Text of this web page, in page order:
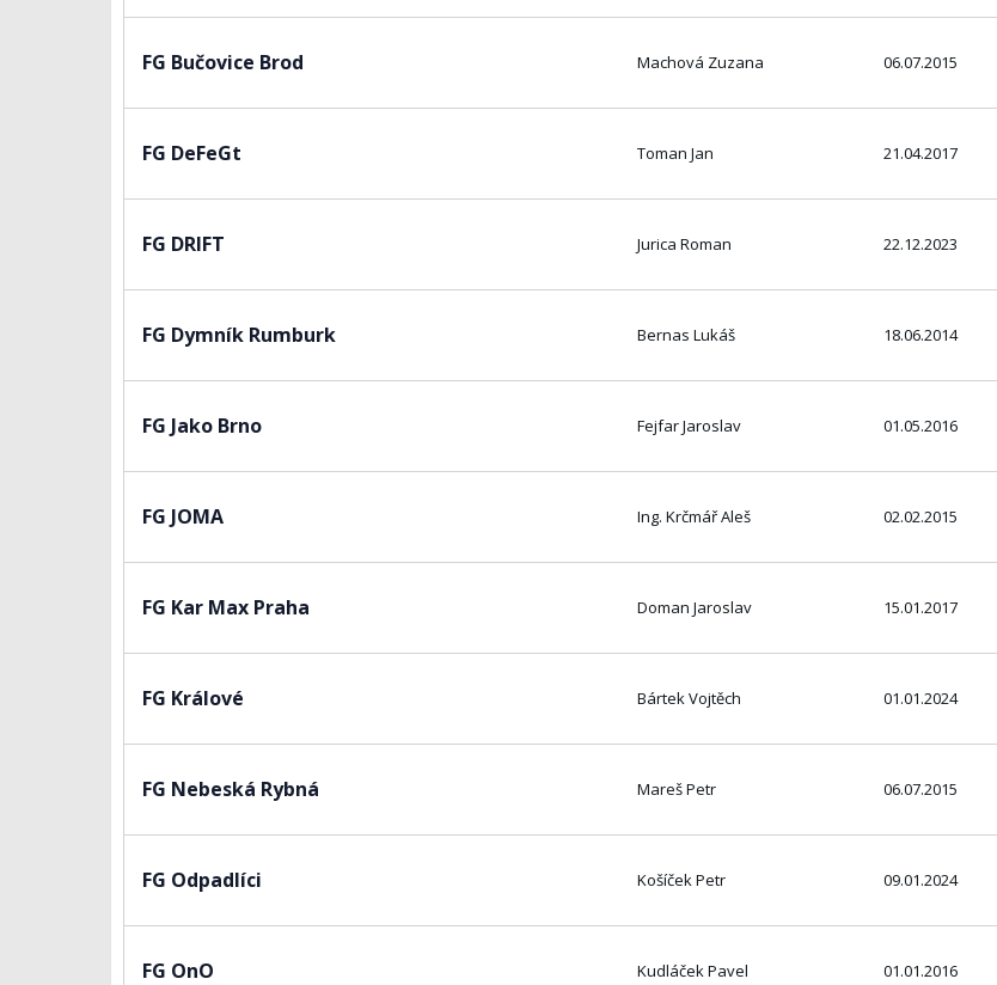
FG Bučovice Brod Machová Zuzana 06.07.2015
FG DeFeGt Toman Jan 21.04.2017
FG DRIFT Jurica Roman 22.12.2023
FG Dymník Rumburk Bernas Lukáš 18.06.2014
FG Jako Brno Fejfar Jaroslav 01.05.2016
FG JOMA Ing. Krčmář Aleš 02.02.2015
FG Kar Max Praha Doman Jaroslav 15.01.2017
FG Králové Bártek Vojtěch 01.01.2024
FG Nebeská Rybná Mareš Petr 06.07.2015
FG Odpadlíci Košíček Petr 09.01.2024
FG OnO Kudláček Pavel 01.01.2016